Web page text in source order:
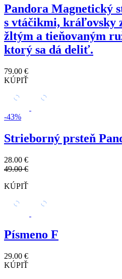
Pandora Magnetický
s vtáčikmi, kráľovsky
žltým a tieňovaným
ktorý sa dá deliť.
79.00 €
KÚPIŤ
-43%
Strieborný prsteň
28.00 €
49.00 €
KÚPIŤ
Písmeno F
29.00 €
KÚPIŤ